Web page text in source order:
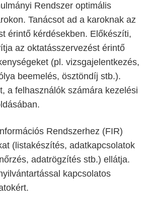
Rendszer optimális
Tanácsot ad a karoknak az
érintő kérdésekben. Előkészíti,
az oktatásszervezést érintő
(pl. vizsgajelentkezés,
beemelés, ösztöndíj stb.).
a felhasználók számára kezelési
Rendszerhez (FIR)
(listakészítés, adatkapcsolatok
adatrögzítés stb.) ellátja.
kapcsolatos